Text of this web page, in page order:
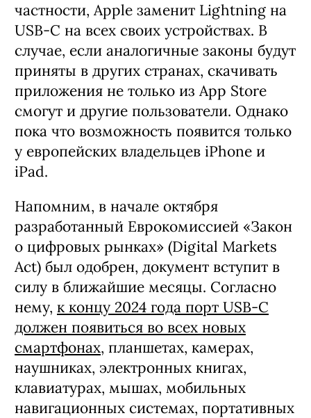
частности, Apple заменит Lightning на
USB-C на всех своих устройствах. В
случае, если аналогичные законы будут
приняты в других странах, скачивать
приложения не только из App Store
смогут и другие пользователи. Однако
пока что возможность появится только
у европейских владельцев iPhone и
iPad.
Напомним, в начале октября
разработанный Еврокомиссией «Закон
о цифровых рынках» (Digital Markets
Act) был одобрен, документ вступит в
силу в ближайшие месяцы. Согласно
нему, к концу 2024 года порт USB-C
должен появиться во всех новых
смартфонах, планшетах, камерах,
наушниках, электронных книгах,
клавиатурах, мышах, мобильных
навигационных системах, портативных